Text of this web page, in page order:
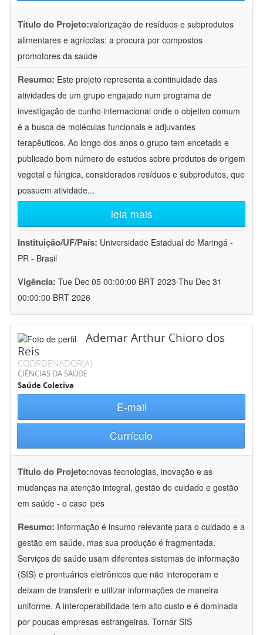
Título do Projeto:valorização de resíduos e subprodutos
alimentares e agrícolas: a procura por compostos
promotores da saúde
Resumo: Este projeto representa a continuidade das
atividades de um grupo engajado num programa de
investigação de cunho internacional onde o objetivo comum
é a busca de moléculas funcionais e adjuvantes
terapêuticos. Ao longo dos anos o grupo tem encetado e
publicado bom número de estudos sobre produtos de origem
vegetal e fúngica, considerados resíduos e subprodutos, que
possuem atividade...
leia mais
Instituição/UF/País: Universidade Estadual de Maringá -
PR - Brasil
Vigência: Tue Dec 05 00:00:00 BRT 2023-Thu Dec 31
00:00:00 BRT 2026
Ademar Arthur Chioro dos
Reis
COORDENADOR(A)
CIÊNCIAS DA SAÚDE
Saúde Coletiva
E-mail
Currículo
Título do Projeto:novas tecnologias, inovação e as
mudanças na atenção integral, gestão do cuidado e gestão
em saúde - o caso ipes
Resumo: Informação é insumo relevante para o cuidado e a
gestão em saúde, mas sua produção é fragmentada.
Serviços de saúde usam diferentes sistemas de informação
(SIS) e prontuários eletrônicos que não interoperam e
deixam de transferir e utilizar informações de maneira
uniforme. A interoperabilidade tem alto custo e é dominada
por poucas empresas estrangeiras. Tornar SIS